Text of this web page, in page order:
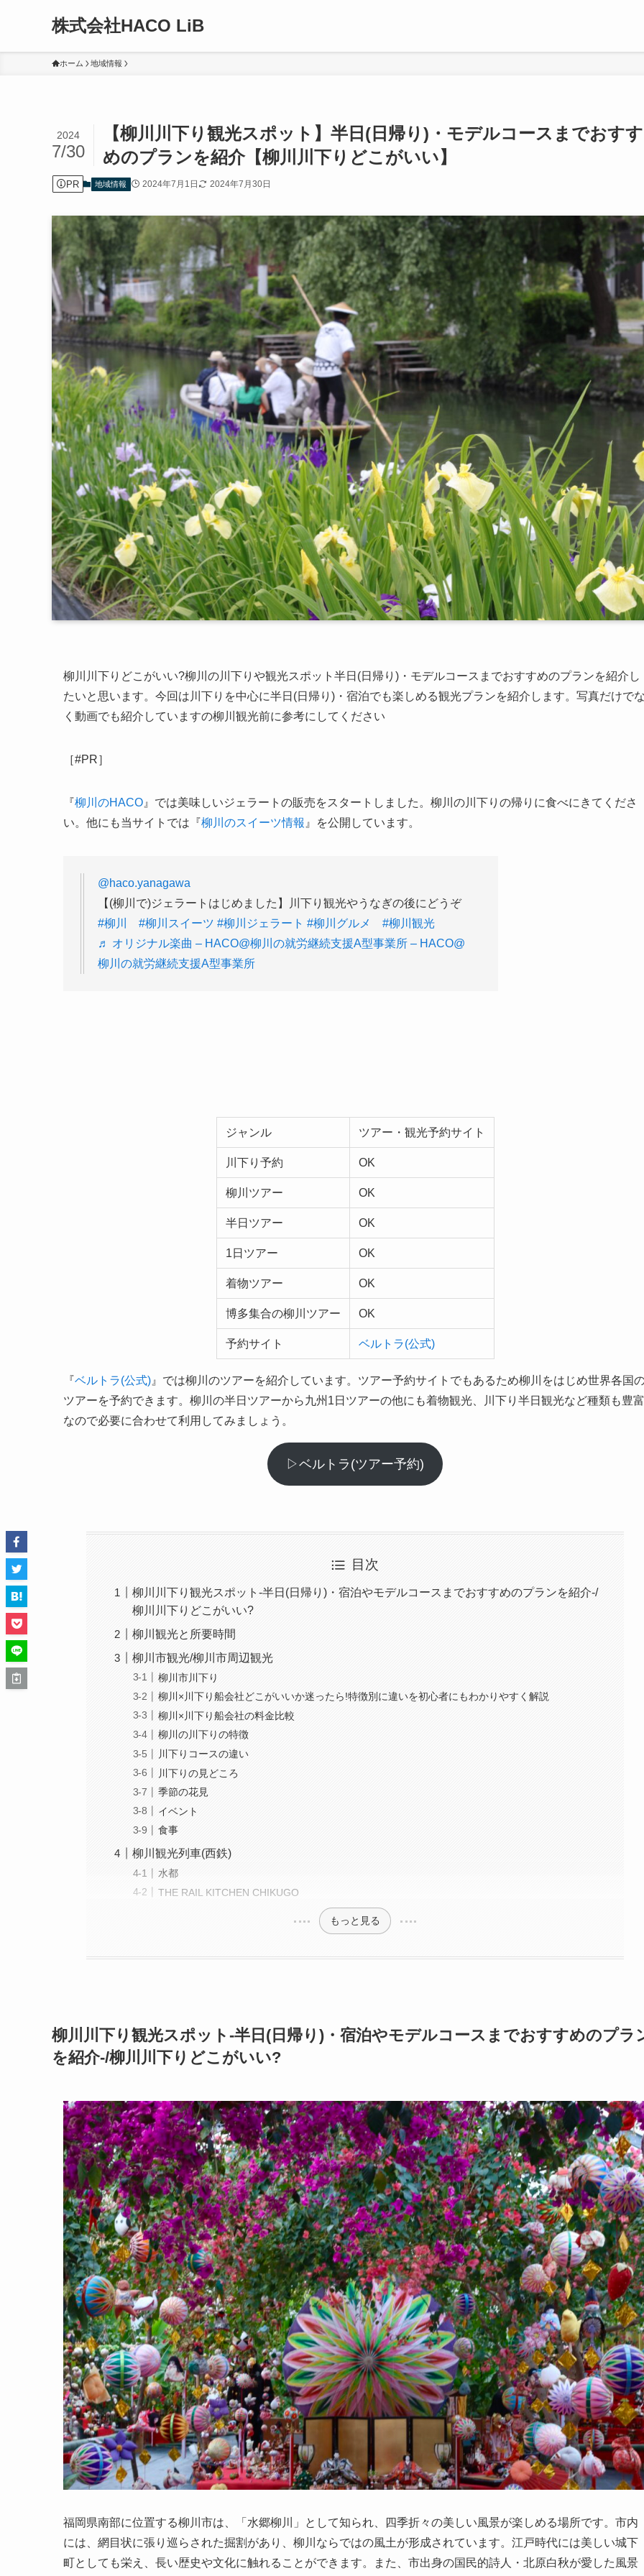
株式会社HACO LiB
ホーム 地域情報
【柳川川下り観光スポット】半日(日帰り)・モデルコースまでおすす
めのプランを紹介【柳川川下りどこがいい】
2024
7/30
PR 地域情報 2024年7月1日 2024年7月30日
柳川川下りどこがいい?柳川の川下りや観光スポット半日(日帰り)・モデルコースまでおすすめのプランを紹介し
たいと思います。今回は川下りを中心に半日(日帰り)・宿泊でも楽しめる観光プランを紹介します。写真だけで
く動画でも紹介していますの柳川観光前に参考にしてください
［#PR］
『柳川のHACO 』では美味しいジェラートの販売をスタートしました。柳川の川下りの帰りに食べにきてくださ
い。他にも当サイトでは『柳川のスイーツ情報 』を公開しています。
@haco.yanagawa
【(柳川で)ジェラートはじめました】川下り観光やうなぎの後にどうぞ
#柳川
#柳川スイーツ #柳川ジェラート #柳川グルメ
#柳川観光
♬ オリジナル楽曲 – HACO@柳川の就労継続支援A型事業所 – HACO@
柳川の就労継続支援A型事業所
ジャンル ツアー・観光予約サイト
川下り予約 OK
柳川ツアー OK
半日ツアー OK
1日ツアー OK
着物ツアー OK
博多集合の柳川ツアー OK
予約サイト ベルトラ(公式)
『ベルトラ(公式) 』では柳川のツアーを紹介しています。ツアー予約サイトでもあるため柳川をはじめ世界各国
ツアーを予約できます。柳川の半日ツアーから九州1日ツアーの他にも着物観光、川下り半日観光など種類も豊富
なので必要に合わせて利用してみましょう。
▷ベルトラ(ツアー予約)
目次
柳川川下り観光スポット-半日(日帰り)・宿泊やモデルコースまでおすすめのプランを紹介-/
柳川川下りどこがいい?
柳川観光と所要時間
柳川市観光/柳川市周辺観光
柳川市川下り
柳川×川下り船会社どこがいいか迷ったら!特徴別に違いを初心者にもわかりやすく解説
柳川×川下り船会社の料金比較
柳川の川下りの特徴
川下りコースの違い
川下りの見どころ
季節の花見
イベント
食事
柳川観光列車(西鉄)
水都
THE RAIL KITCHEN CHIKUGO
もっと見る
柳川川下り観光スポット-半日(日帰り)・宿泊やモデルコースまでおすすめのプラ
を紹介-/柳川川下りどこがいい?
福岡県南部に位置する柳川市は、「水郷柳川」として知られ、四季折々の美しい風景が楽しめる場所です。市内
には、網目状に張り巡らされた掘割があり、柳川ならではの風土が形成されています。江戸時代には美しい城下
町としても栄え、長い歴史や文化に触れることができます。また、市出身の国民的詩人・北原白秋が愛した風景